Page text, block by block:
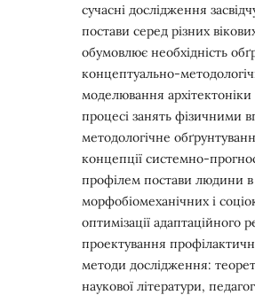
сучасні дослідження
постави серед різних
обумовлює необхідність
концептуально-
моделювання
процесі занять фізичними
методологічне
концепції системно-
профілем постави людини в
морфобіомеханічних і
оптимізації адаптаційного
проектування
методи дослідження:
наукової літератури,